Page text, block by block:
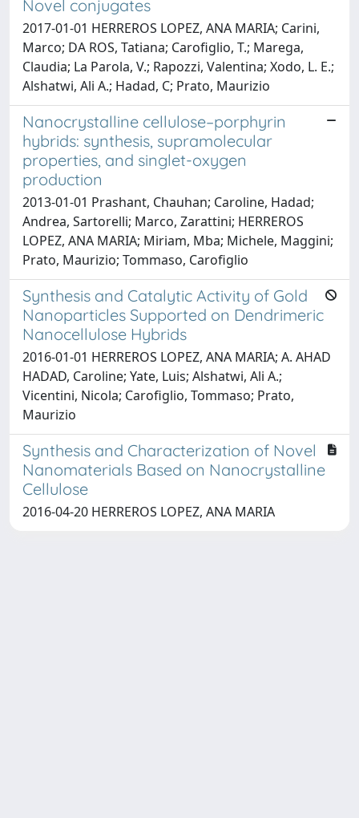
Novel conjugates
2017-01-01 HERREROS LOPEZ, ANA MARIA; Carini,
Marco; DA ROS, Tatiana; Carofiglio, T.; Marega,
Claudia; La Parola, V.; Rapozzi, Valentina; Xodo, L. E.;
Alshatwi, Ali A.; Hadad, C; Prato, Maurizio
Nanocrystalline cellulose–porphyrin
hybrids: synthesis, supramolecular
properties, and singlet-oxygen
production
2013-01-01 Prashant, Chauhan; Caroline, Hadad;
Andrea, Sartorelli; Marco, Zarattini; HERREROS
LOPEZ, ANA MARIA; Miriam, Mba; Michele, Maggini;
Prato, Maurizio; Tommaso, Carofiglio
Synthesis and Catalytic Activity of Gold
Nanoparticles Supported on Dendrimeric
Nanocellulose Hybrids
2016-01-01 HERREROS LOPEZ, ANA MARIA; A. AHAD
HADAD, Caroline; Yate, Luis; Alshatwi, Ali A.;
Vicentini, Nicola; Carofiglio, Tommaso; Prato,
Maurizio
Synthesis and Characterization of Novel
Nanomaterials Based on Nanocrystalline
Cellulose
2016-04-20 HERREROS LOPEZ, ANA MARIA